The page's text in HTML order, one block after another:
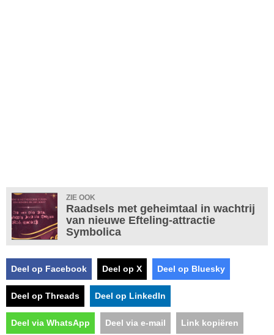
ZIE OOK
Raadsels met geheimtaal in wachtrij
van nieuwe Efteling-attractie
Symbolica
Deel op Facebook Deel op X Deel op Bluesky
Deel op Threads Deel op LinkedIn
Deel via WhatsApp Deel via e-mail Link kopiëren